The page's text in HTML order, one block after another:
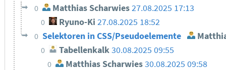
0 Matthias Scharwies 27.08.2025 17:13
0 Ryuno-Ki 27.08.2025 18:52
0 Selektoren in CSS/Pseudoelemente
0 Tabellenkalk30.08.2025 09:55
0 Matthias Scharwies30.08.2025 09:58